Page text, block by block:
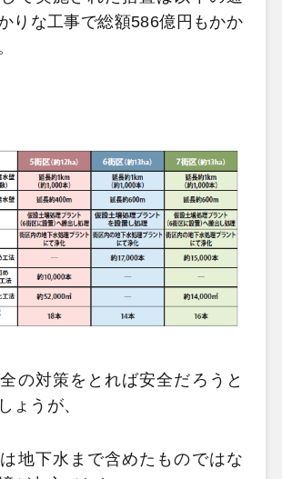
りな工事で総額586億円もかか
の対策をとれば安全だろうと
ょうが、
地下水まで含めたものではな